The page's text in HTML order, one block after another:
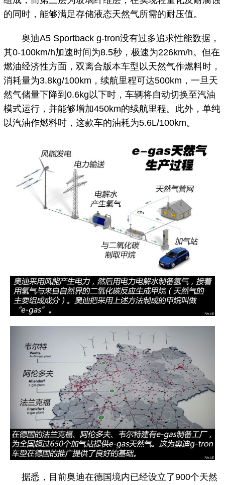
的同时，能够满足存储液态天然气所需的耐压值。
奥迪A5 Sportback g-tron没有过多追求性能数据，
其0-100km/h加速时间为8.5秒，极速为226km/h。但在
燃油经济性方面，双离合版本车型以天然气作燃料时，
消耗量为3.8kg/100km，续航里程可达500km，一旦天
然气储量下降到0.6kg以下时，车辆将自动切换至汽油
模式运行，并能够增加450km的续航里程。此外，单纯
以汽油作燃料时，这款车的油耗为5.6L/100km。
据悉，目前奥迪在德国境内已经设立了900个天然